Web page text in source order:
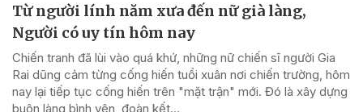
Từ người lính năm xưa đến nữ già làng,
Người có uy tín hôm nay
Chiến tranh đã lùi vào quá khứ, những nữ chiến sĩ người Gia
Rai dũng cảm từng cống hiến tuổi xuân nơi chiến trường, hôm
nay lại tiếp tục cống hiến trên "mặt trận" mới. Đó là xây dựng
buôn làng bình yên, đoàn kết...